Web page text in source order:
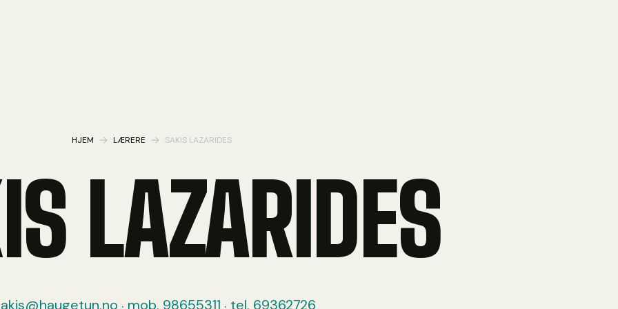
HJEM LÆRERE SAKIS LAZARIDES
LAZARIDES
. mob. 98655311 . tel. 69362726